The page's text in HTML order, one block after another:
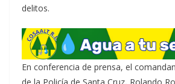
delitos.
En conferencia de prensa, el